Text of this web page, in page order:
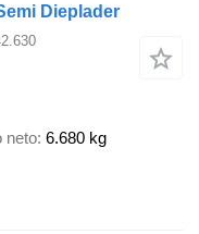
Dieplader
neto 6.680 kg